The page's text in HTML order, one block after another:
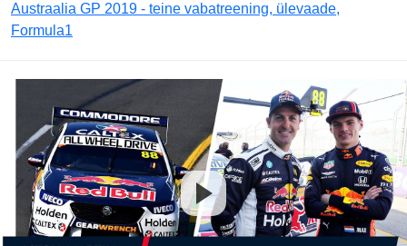
Austraalia GP 2019 - teine vabatreening, ülevaade,
Formula1